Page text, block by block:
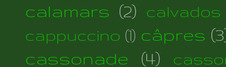
calamars (2)
calvados
cappuccino (1) câpres
cassonade
(4)